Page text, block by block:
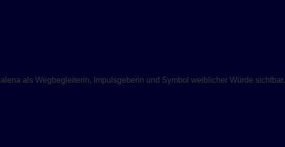
als Wegbegleiterin, Impulsgeberin und Symbol weiblicher Würde sichtbar.